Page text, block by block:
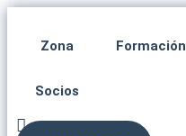
Zona
Socios
Formación